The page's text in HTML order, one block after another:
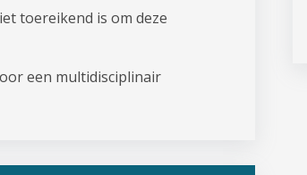
toereikend is om deze
een multidisciplinair